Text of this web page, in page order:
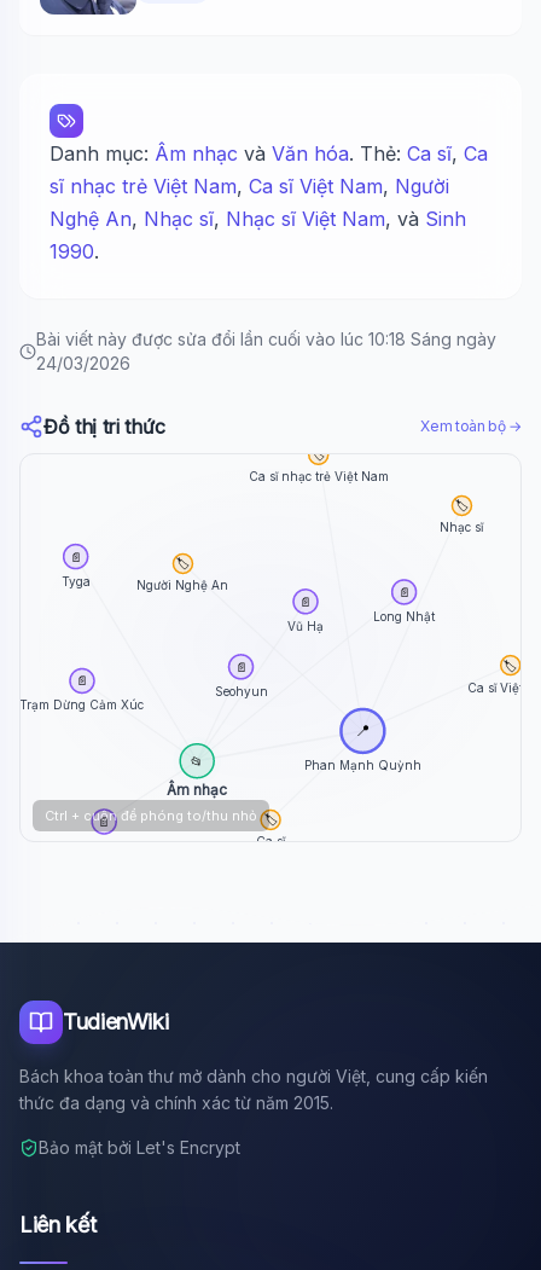
Danh mục: Âm nhạc và Văn hóa. Thẻ: Ca sĩ, Ca
sĩ nhạc trẻ Việt Nam, Ca sĩ Việt Nam, Người
Nghệ An, Nhạc sĩ, Nhạc sĩ Việt Nam, và Sinh
1990.
Bài viết này được sửa đổi lần cuối vào lúc 10:18 Sáng ngày
24/03/2026
Đồ thị tri thức Xem toàn bộ →
Phan Mạnh Quỳnh
📍
Âm nhạc
📂
Vũ Hạ
📄
Trạm Dừng Cảm Xúc
📄
Seohyun
📄
📄
Tyga
📄
Long Nhật
📄
Ca sĩ
🏷️
Ca sĩ nhạc trẻ Việt Nam
🏷️
Ca sĩ Việt
🏷️
Người Nghệ An
🏷️
Nhạc sĩ
🏷️
Ctrl + cuộn để phóng to/thu nhỏ
TudienWiki
Bách khoa toàn thư mở dành cho người Việt, cung cấp kiến
thức đa dạng và chính xác từ năm 2015.
Bảo mật bởi Let's Encrypt
Liên kết